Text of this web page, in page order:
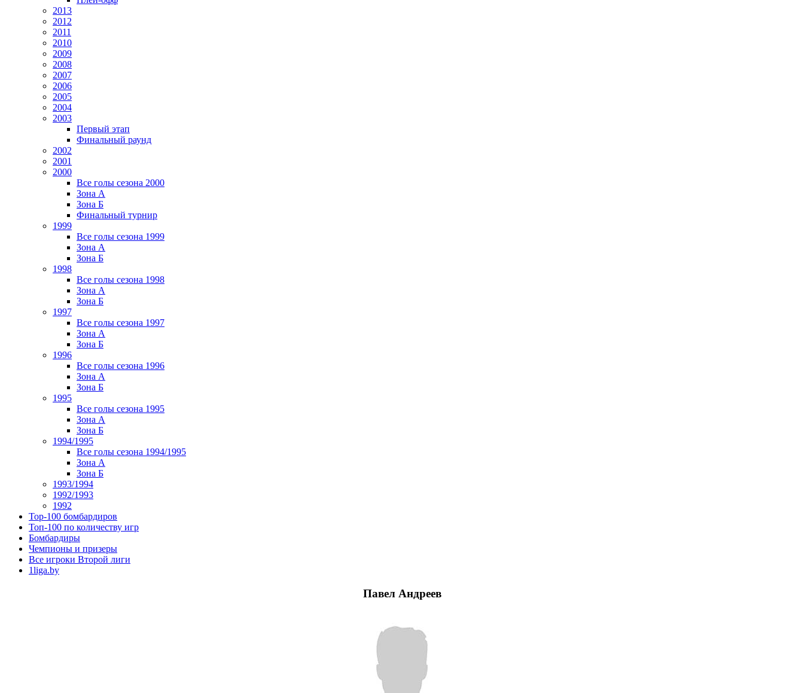
2013
2012
2011
2010
2009
2008
2007
2006
2005
2004
2003
Первый этап
Финальный раунд
2002
2001
2000
Все голы сезона 2000
Зона А
Зона Б
Финальный турнир
1999
Все голы сезона 1999
Зона А
Зона Б
1998
Все голы сезона 1998
Зона А
Зона Б
1997
Все голы сезона 1997
Зона А
Зона Б
1996
Все голы сезона 1996
Зона А
Зона Б
1995
Все голы сезона 1995
Зона А
Зона Б
1994/1995
Все голы сезона 1994/1995
Зона А
Зона Б
1993/1994
1992/1993
1992
Top-100 бомбардиров
Топ-100 по количеству игр
Бомбардиры
Чемпионы и призеры
Все игроки Второй лиги
1liga.by
Павел Андреев